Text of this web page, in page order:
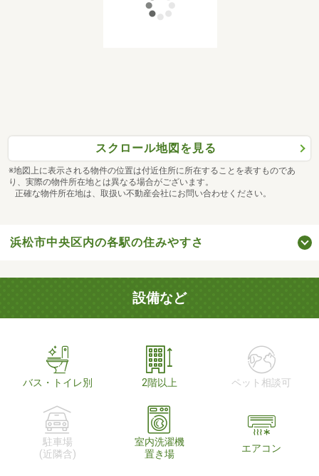
スクロール地図を見る
※地図上に表示される物件の位置は付近住所に所在することを表すものであ
り、実際の物件所在地とは異なる場合がございます。
正確な物件所在地は、取扱い不動産会社にお問い合わせください。
浜松市中央区内の各駅の住みやすさ
設備など
バス・トイレ別 2階以上 ペット相談可
駐車場
(近隣含)
室内洗濯機
置き場
エアコン